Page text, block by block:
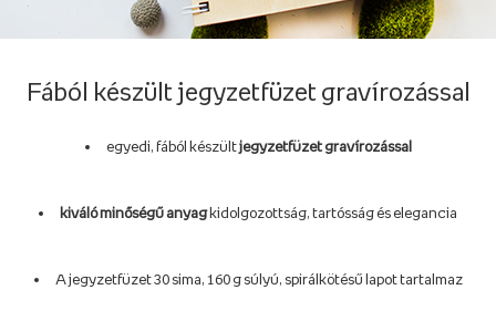
Fából készült jegyzetfüzet gravírozással
egyedi, fából készültjegyzetfüzet gravírozással
kiváló minőségű anyagkidolgozottság, tartósság és elegancia
A jegyzetfüzet 30 sima, 160 g súlyú, spirálkötésű lapot tartalmaz